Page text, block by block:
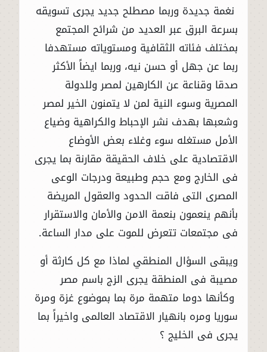
نغمة جديدة وربما مصطلح جديد يجرى تسويقه
بسرعة البرق عبر العديد من شرائح المجتمع
بمختلف فئاته الثقافية ومستوياته مستهدفا
ربما عن جهل أو حسن نيه، وربما ايضاً الأكثر
صدقا وقناعة عن الكارهين لمصر وللدولة
المصرية وسوء النية لمن لا يتمنون الخير لمصر
وشعبها بهدف نشر الإحباط والكراهية وضياع
الأمل مستغله سوء وغلاء بعض الأوضاع
الاقتصادية على خلاف الحقيقة مقارنة بما يجرى
فى الخارج ومع حجم وطبيعة ودرجات الوعى
المصرى التى فاقت الحدود والعقول المريضة
بأنهم ينعمون بنعمة الامن والأمان والاستقرار
فى مجتمعات تتعرض للموت على مدار الساعة.
ويبقى السؤال المنطقي لماذا مع كل كارثة أو
مصيبة فى المنطقة يجرى الزج باسم مصر
وكأنها دوما متهمة مرة بما بموضوع غزة ومرة
سوريا ومره بانهيار الاقتصاد العالمى واخيراً بما
يجرى فى الخليج ؟